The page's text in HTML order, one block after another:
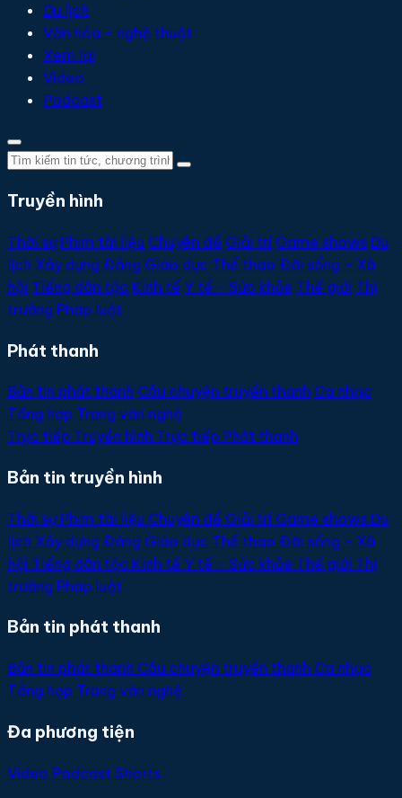
Du lịch
Văn hóa - nghệ thuật
Xem lại
Video
Podcast
Truyền hình
Thời sự Phim tài liệu Chuyên đề Giải trí Game shows Du
lịch Xây dựng Đảng Giáo dục Thể thao Đời sống - Xã
hội Tiếng dân tộc Kinh tế Y tế - Sức khỏe Thế giới Thị
trường Pháp luật
Phát thanh
Bản tin phát thanh Câu chuyện truyền thanh Ca nhạc
Tổng hợp Trang văn nghệ
Trực tiếp Truyền hình Trực tiếp Phát thanh
Bản tin truyền hình
Thời sự Phim tài liệu Chuyên đề Giải trí Game shows Du
lịch Xây dựng Đảng Giáo dục Thể thao Đời sống - Xã
hội Tiếng dân tộc Kinh tế Y tế - Sức khỏe Thế giới Thị
trường Pháp luật
Bản tin phát thanh
Bản tin phát thanh Câu chuyện truyền thanh Ca nhạc
Tổng hợp Trang văn nghệ
Đa phương tiện
Video Podcast Shorts